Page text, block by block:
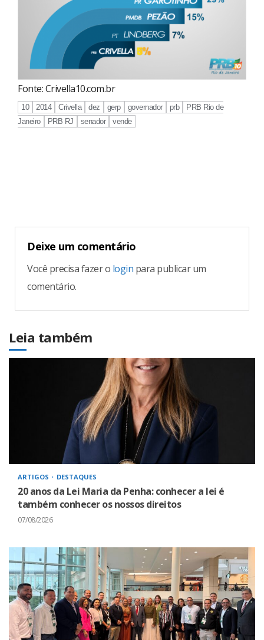
Fonte: Crivella10.com.br
10 2014 Crivella dez gerp governador prb
PRB Rio de
Janeiro
PRB RJ senador vende
Deixe um comentário
Você precisa fazer o login para publicar um
comentário.
Leia também
ARTIGOS DESTAQUES
20 anos da Lei Maria da Penha: conhecer a lei é
também conhecer os nossos direitos
07/08/2026